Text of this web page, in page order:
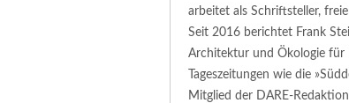
arbeitet als Schriftsteller,
Seit 2016 berichtet Frank
Architektur und Ökologie für
Tageszeitungen wie die
Mitglied der DARE-